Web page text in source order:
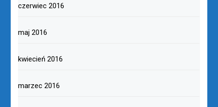
czerwiec 2016
maj 2016
kwiecień 2016
marzec 2016